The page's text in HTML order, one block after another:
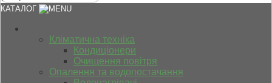
КАТАЛОГ
Кліматична техніка
Кондиціонери
Очищення повітря
Опалення та водопостачання